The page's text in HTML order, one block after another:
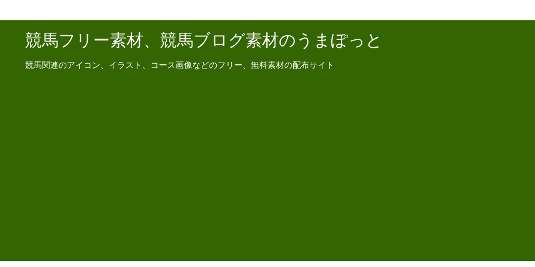
競馬フリー素材、競馬ブログ素材のうまぽっと
競馬関連のアイコン、イラスト、コース画像などのフリー、無料素材の配布サイト